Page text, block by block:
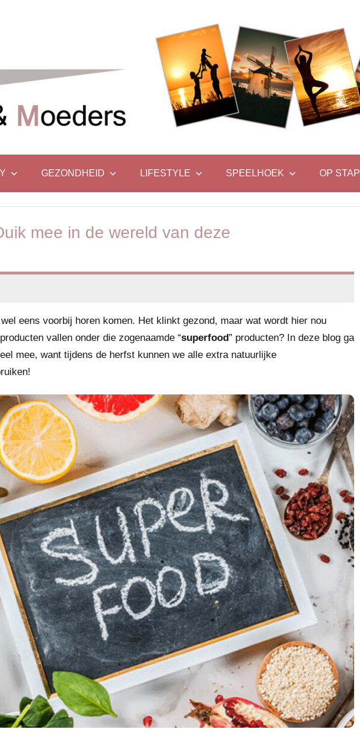
GEZONDHEID LIFESTYLE SPEELHOEK OP STAP
mee in de wereld van deze
eens voorbij horen komen. Het klinkt gezond, maar wat wordt hier nou
vallen onder die zogenaamde “superfood” producten? In deze blog ga
mee, want tijdens de herfst kunnen we alle extra natuurlijke